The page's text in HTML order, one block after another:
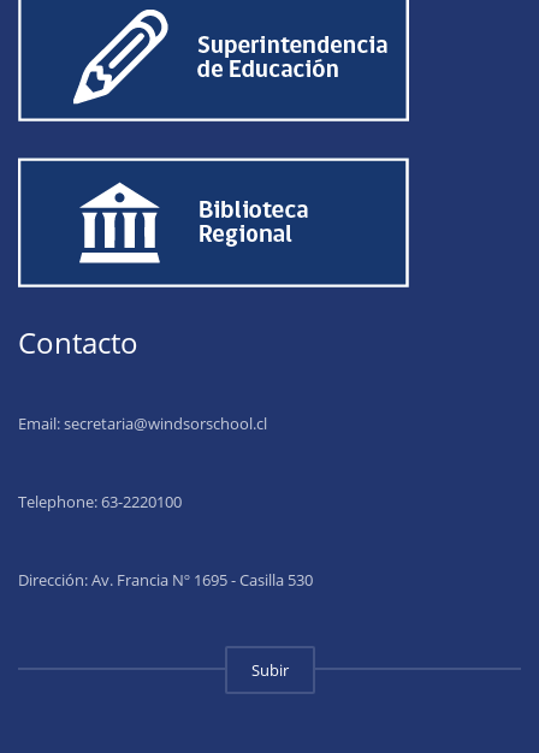
Contacto
Email:secretaria@windsorschool.cl
Telephone: 63-2220100
Dirección: Av. Francia Nº 1695 - Casilla 530
Subir